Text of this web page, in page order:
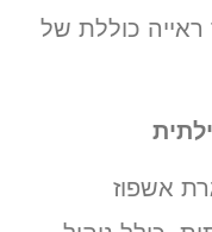
ראייה כוללת של
אשפוז